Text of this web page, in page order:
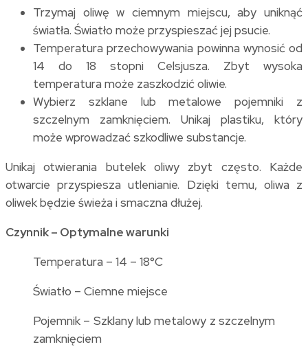
Trzymaj oliwę w ciemnym miejscu, aby uniknąć
światła. Światło może przyspieszać jej psucie.
Temperatura przechowywania powinna wynosić od
14 do 18 stopni Celsjusza. Zbyt wysoka
temperatura może zaszkodzić oliwie.
Wybierz szklane lub metalowe pojemniki z
szczelnym zamknięciem. Unikaj plastiku, który
może wprowadzać szkodliwe substancje.
Unikaj otwierania butelek oliwy zbyt często. Każde
otwarcie przyspiesza utlenianie. Dzięki temu, oliwa z
oliwek będzie świeża i smaczna dłużej.
Czynnik – Optymalne warunki
Temperatura – 14 – 18°C
Światło – Ciemne miejsce
Pojemnik – Szklany lub metalowy z szczelnym
zamknięciem